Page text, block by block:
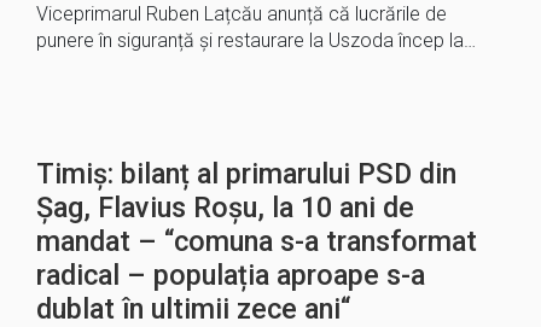
Viceprimarul Ruben Lațcău anunță că lucrările de
punere în siguranță și restaurare la Uszoda încep la…
Timiș: bilanț al primarului PSD din
Șag, Flavius Roșu, la 10 ani de
mandat – “comuna s-a transformat
radical – populația aproape s-a
dublat în ultimii zece ani“